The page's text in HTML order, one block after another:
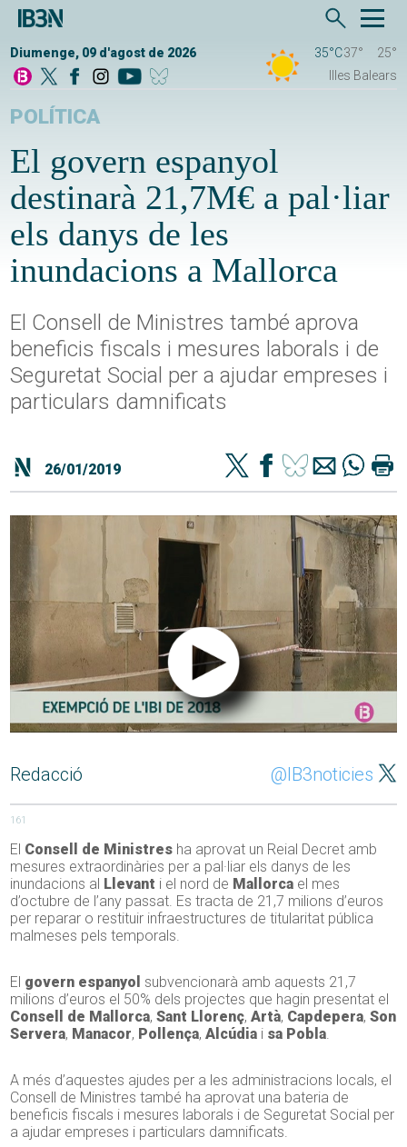
Diumenge, 09 d'agost de 2026 35°C37°
25°
Illes Balears
POLÍTICA
El govern espanyol
destinarà 21,7M€ a pal·liar
els danys de les
inundacions a Mallorca
El Consell de Ministres també aprova
beneficis fiscals i mesures laborals i de
Seguretat Social per a ajudar empreses i
particulars damnificats
26/01/2019
Redacció @IB3noticies
161
El Consell de Ministres ha aprovat un Reial Decret amb
mesures extraordinàries per a pal·liar els danys de les
inundacions al Llevant i el nord de Mallorca el mes
d’octubre de l’any passat. Es tracta de 21,7 milions d’euros
per reparar o restituir infraestructures de titularitat pública
malmeses pels temporals.
El govern espanyol subvencionarà amb aquests 21,7
milions d’euros el 50% dels projectes que hagin presentat el
Consell de Mallorca,Sant Llorenç,Artà, Capdepera,Son
Servera, Manacor, Pollença,Alcúdia i sa Pobla.
A més d’aquestes ajudes per a les administracions locals, el
Consell de Ministres també ha aprovat una bateria de
beneficis fiscals i mesures laborals i de Seguretat Social per
a ajudar empreses i particulars damnificats.